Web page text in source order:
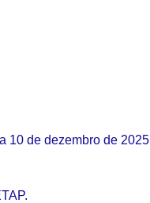
10 de dezembro de 2025